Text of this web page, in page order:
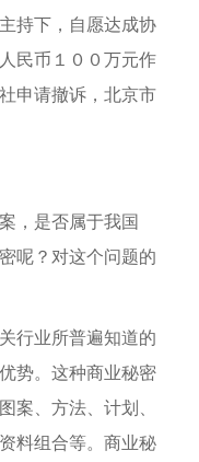
持下，自愿达成协
民币１００万元作
申请撤诉，北京市
，是否属于我国
呢？对这个问题的
业所普遍知道的
势。这种商业秘密
案、方法、计划、
料组合等。商业秘